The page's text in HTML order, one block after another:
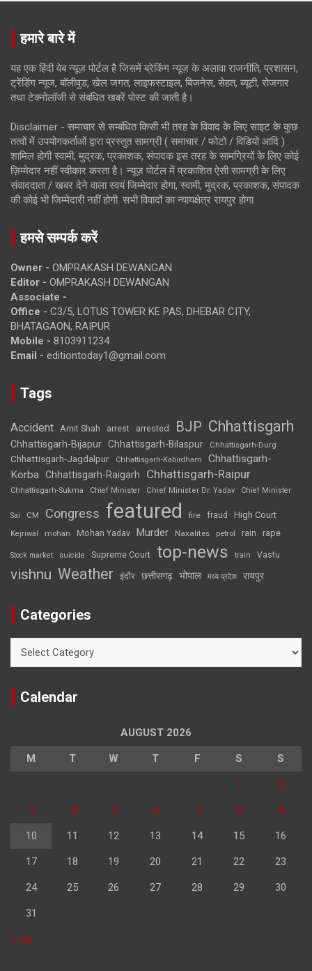
हमारे बारे में
यह एक हिंदी वेब न्यूज़ पोर्टल है जिसमें ब्रेकिंग न्यूज़ के अलावा राजनीति, प्रशासन,
ट्रेंडिंग न्यूज, बॉलीवुड, खेल जगत, लाइफस्टाइल, बिजनेस, सेहत, ब्यूटी, रोजगार
तथा टेक्नोलॉजी से संबंधित खबरें पोस्ट की जाती है।
Disclaimer - समाचार से सम्बंधित किसी भी तरह के विवाद के लिए साइट के कुछ
तत्वों में उपयोगकर्ताओं द्वारा प्रस्तुत सामग्री ( समाचार / फोटो / विडियो आदि )
शामिल होगी स्वामी, मुद्रक, प्रकाशक, संपादक इस तरह के सामग्रियों के लिए कोई
ज़िम्मेदार नहीं स्वीकार करता है। न्यूज़ पोर्टल में प्रकाशित ऐसी सामग्री के लिए
संवाददाता / खबर देने वाला स्वयं जिम्मेदार होगा, स्वामी, मुद्रक, प्रकाशक, संपादक
की कोई भी जिम्मेदारी नहीं होगी. सभी विवादों का न्यायक्षेत्र रायपुर होगा
हमसे सम्पर्क करें
Owner - OMPRAKASH DEWANGAN
Editor - OMPRAKASH DEWANGAN
Associate -
Office - C3/5, LOTUS TOWER KE PAS, DHEBAR CITY,
BHATAGAON, RAIPUR
Mobile - 8103911234
Email - editiontoday1@gmail.com
Tags
Accident Amit Shah arrest arrested BJP Chhattisgarh
Chhattisgarh-Bijapur Chhattisgarh-Bilaspur Chhattisgarh-Durg
Chhattisgarh-Jagdalpur Chhattisgarh-Kabirdham
Chhattisgarh-
Korba Chhattisgarh-Raigarh Chhattisgarh-Raipur
Chhattisgarh-Sukma Chief Minister Chief Minister Dr. Yadav Chief Minister
Sai CM Congress featured fire fraud High Court
Kejriwal mohan Mohan Yadav Murder Naxalites petrol rain rape
Stock market suicide Supreme Court top-news train Vastu
vishnu Weather इंदौर छत्तीसगढ़ भोपाल मध्य प्रदेश रायपुर
Categories
Calendar
AUGUST 2026
M T W T F S S
1 2
3 4 5 6 7 8 9
10 11 12 13 14 15 16
17 18 19 20 21 22 23
24 25 26 27 28 29 30
31
« Jul